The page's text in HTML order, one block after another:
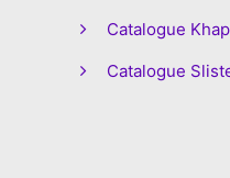
Catalogue
Catalogue